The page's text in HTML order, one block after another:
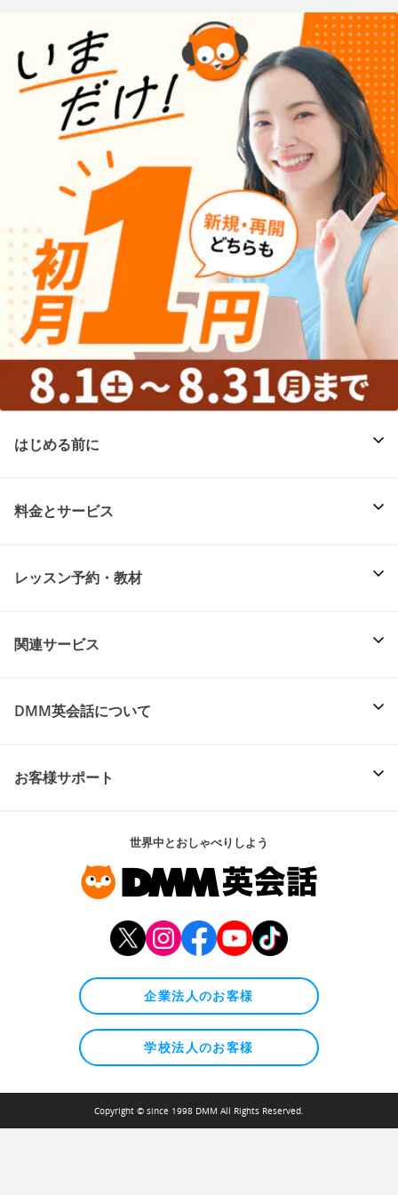
はじめる前に
料金とサービス
レッスン予約・教材
関連サービス
DMM英会話について
お客様サポート
世界中とおしゃべりしよう
企業法人のお客様
学校法人のお客様
Copyright © since 1998 DMM All Rights Reserved.